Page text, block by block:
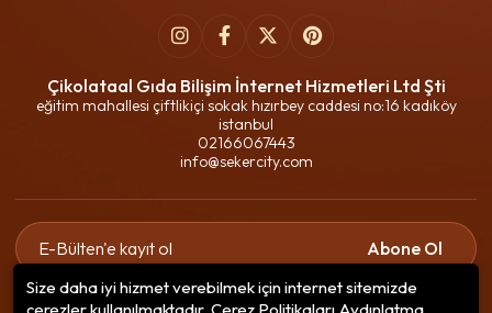
Çikolataal Gıda Bilişim İnternet Hizmetleri Ltd Şti
eğitim mahallesi çiftlikiçi sokak hızırbey caddesi no:16 kadıköy
istanbul
02166067443
info@sekercity.com
Abone Ol
Gizlilik politikasınıokudum ve elektronik posta almayı kabul
Size daha iyi hizmet verebilmek için internet sitemizde